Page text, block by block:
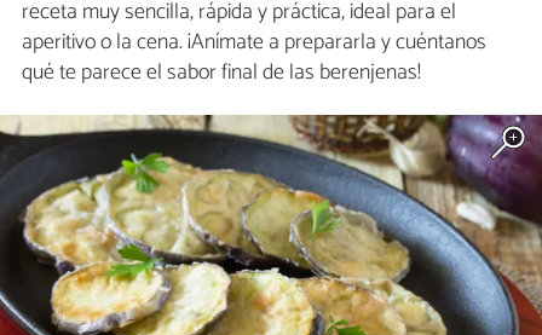
receta muy sencilla, rápida y práctica, ideal para el
aperitivo o la cena. ¡Anímate a prepararla y cuéntanos
qué te parece el sabor final de las berenjenas!